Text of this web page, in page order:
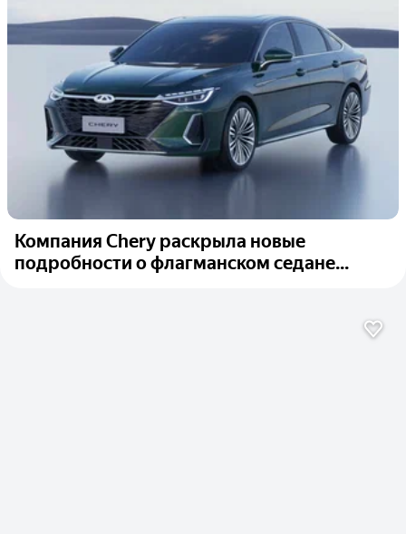
Компания Chery раскрыла новые
подробности о флагманском седане...